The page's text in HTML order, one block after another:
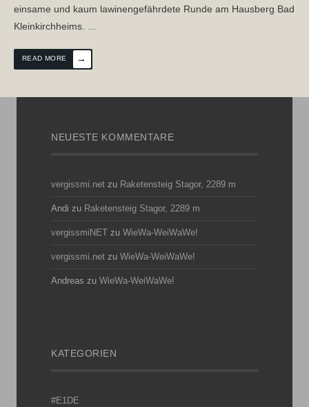
einsame und kaum lawinengefährdete Runde am Hausberg Bad
Kleinkirchheims. ...
READ MORE →
NEUESTE KOMMENTARE
vergissmi.net zu Raketensteig Stagor, 2289 m
Andi zu Raketensteig Stagor, 2289 m
vergissmiNET zu WieWa-WeiWaWe!
vergissmi.net zu WieWa-WeiWaWe!
Andreas zu WieWa-WeiWaWe!
KATEGORIEN
#E1DE